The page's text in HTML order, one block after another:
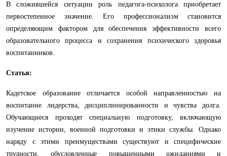
В сложившейся ситуации роль педагога-психолога приобретает
первостепенное значение. Его профессионализм становится
определяющим фактором для обеспечения эффективности всего
образовательного процесса и сохранения психического здоровья
воспитанников.
Статья:
Кадетское образование отличается особой направленностью на
воспитание лидерства, дисциплинированности и чувства долга.
Обучающиеся проходят специальную подготовку, включающую
изучение истории, военной подготовки и этики службы. Однако
наряду с этими преимуществами существуют и специфические
трудности, обусловленные повышенными ожиданиями и